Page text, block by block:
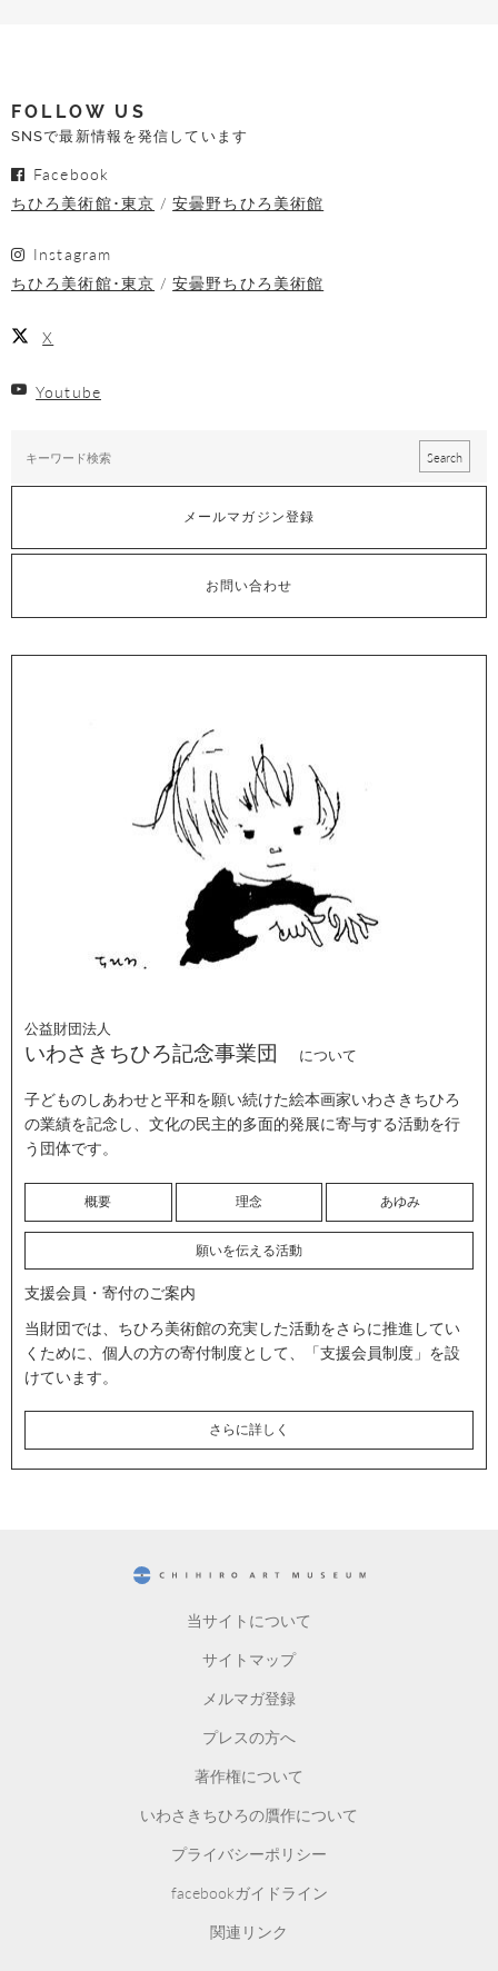
FOLLOW US
SNSで最新情報を発信しています
Facebook
ちひろ美術館･東京
安曇野ちひろ美術館
Instagram
ちひろ美術館･東京
安曇野ちひろ美術館
X
Youtube
メールマガジン登録
お問い合わせ
公益財団法人
いわさきちひろ記念事業団 について
子どものしあわせと平和を願い続けた絵本画家いわさきちひろ
の業績を記念し、文化の民主的多面的発展に寄与する活動を行
う団体です。
概要 理念 あゆみ
願いを伝える活動
支援会員・寄付のご案内
当財団では、ちひろ美術館の充実した活動をさらに推進してい
くために、個人の方の寄付制度として、「支援会員制度」を設
けています。
さらに詳しく
当サイトについて
サイトマップ
メルマガ登録
プレスの方へ
著作権について
いわさきちひろの贋作について
プライバシーポリシー
facebookガイドライン
関連リンク